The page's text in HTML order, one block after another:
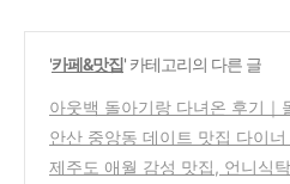
'카페&맛집' 카테고리의 다른 글
아웃백 돌아기랑 다녀온 후기｜
기 좋은 곳
(12)
안산 중앙동 데이트 맛집 다이너
제주도 애월 감성 맛집, 언니식